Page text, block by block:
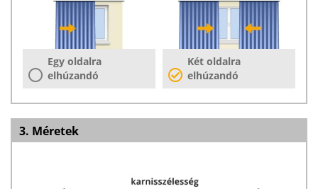
Egy oldalra
elhúzandó
Két oldalra
elhúzandó
3. Méretek